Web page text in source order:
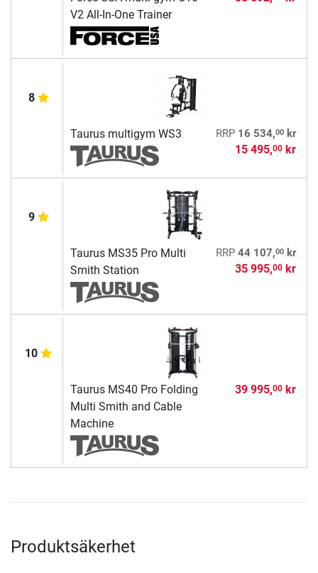
V2 All-In-One Trainer
8
Taurus multigym WS3 RRP 16 534,00kr
15 495,00kr
9
Taurus MS35 Pro Multi
Smith Station
RRP 44 107,00kr
35 995,00kr
10
Taurus MS40 Pro Folding
Multi Smith and Cable
Machine
39 995,00kr
Produktsäkerhet